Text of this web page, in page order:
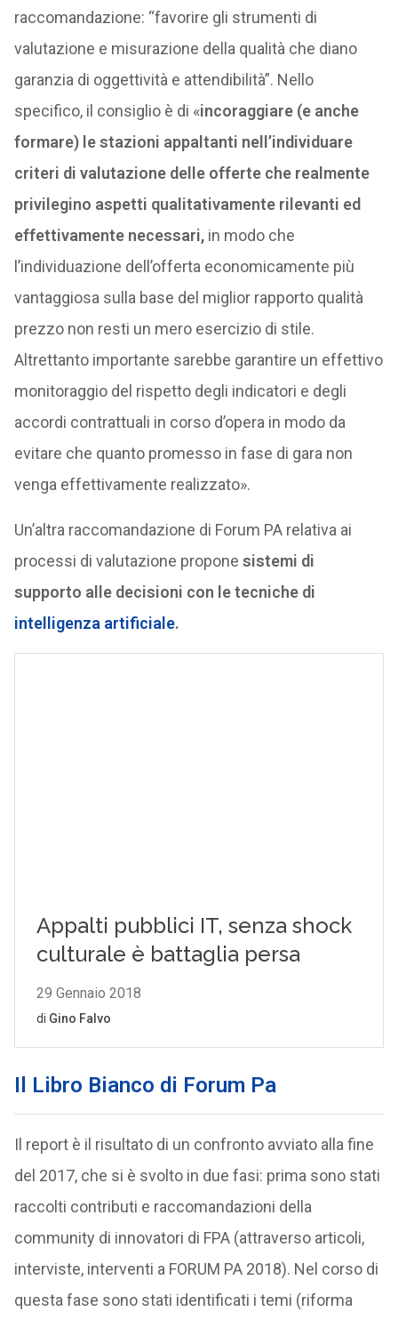
raccomandazione: “favorire gli strumenti di
valutazione e misurazione della qualità che diano
garanzia di oggettività e attendibilità”. Nello
specifico, il consiglio è di «incoraggiare (e anche
formare) le stazioni appaltanti nell’individuare
criteri di valutazione delle offerte che realmente
privilegino aspetti qualitativamente rilevanti ed
effettivamente necessari,in modo che
l’individuazione dell’offerta economicamente più
vantaggiosa sulla base del miglior rapporto qualità
prezzo non resti un mero esercizio di stile.
Altrettanto importante sarebbe garantire un effettivo
monitoraggio del rispetto degli indicatori e degli
accordi contrattuali in corso d’opera in modo da
evitare che quanto promesso in fase di gara non
venga effettivamente realizzato».
Un’altra raccomandazione di Forum PA relativa ai
processi di valutazione propone sistemi di
supporto alle decisioni con le tecniche di
intelligenza artificiale.
Il Libro Bianco di Forum Pa
Il report è il risultato di un confronto avviato alla fine
del 2017, che si è svolto in due fasi: prima sono stati
raccolti contributi e raccomandazioni della
community di innovatori di FPA (attraverso articoli,
interviste, interventi a FORUM PA 2018). Nel corso di
questa fase sono stati identificati i temi (riforma